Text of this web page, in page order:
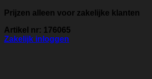
Prijzen alleen voor zakelijke klanten
Artikel nr: 176065
Zakelijk inloggen